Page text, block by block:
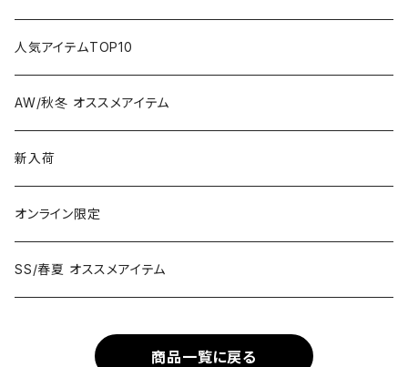
色が変わるレンズ
Wellington
Boston
Square
Oval
Fox
人気アイテムTOP10
AW/秋冬 オススメアイテム
新入荷
オンライン限定
SS/春夏 オススメアイテム
商品一覧に戻る